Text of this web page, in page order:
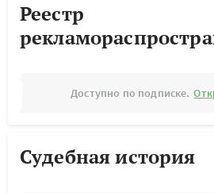
Реестр
Доступно по подписке.
Судебная история